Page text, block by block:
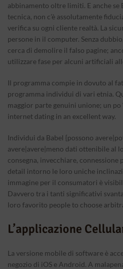
abbinamento oltre limiti. E anche se
tecnica, non c’è assolutamente
verifica su ogni cliente realtà. La
persone in il computer. Senza
cerca di demolire il falso pagine;
utilizzare fase per alcuni artificiali
Il programma compie in dovuto al
programma individui di vari etnia.
maggior parte genuini unione; un po
internet dating in an excellent way.
Individui da Babel {possono
avere|avere|meno dati ottenibile al
consegna, invecchiare, connessione
detail intorno le loro uniche
immagine per il consumatori è
Davvero tra i tanti significativi
loro favorito people to choose
L’applicazione
La versione mobile di software è
negozio di iOS e Android. A